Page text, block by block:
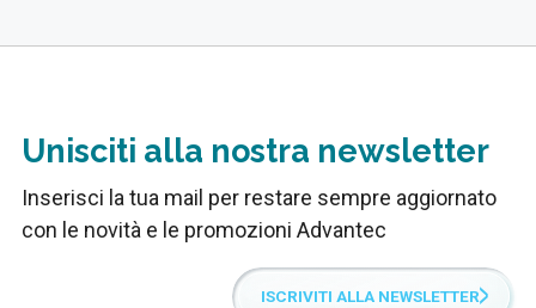
Unisciti alla nostra newsletter
Inserisci la tua mail per restare sempre aggiornato
con le novità e le promozioni Advantec
ISCRIVITI ALLA NEWSLETTER